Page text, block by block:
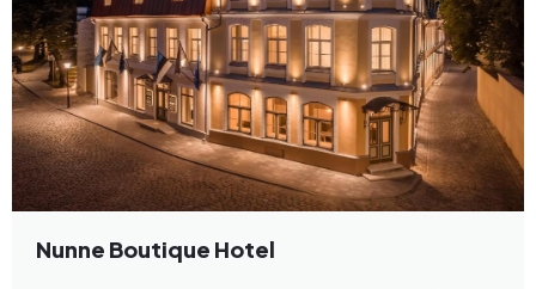
Nunne Boutique Hotel